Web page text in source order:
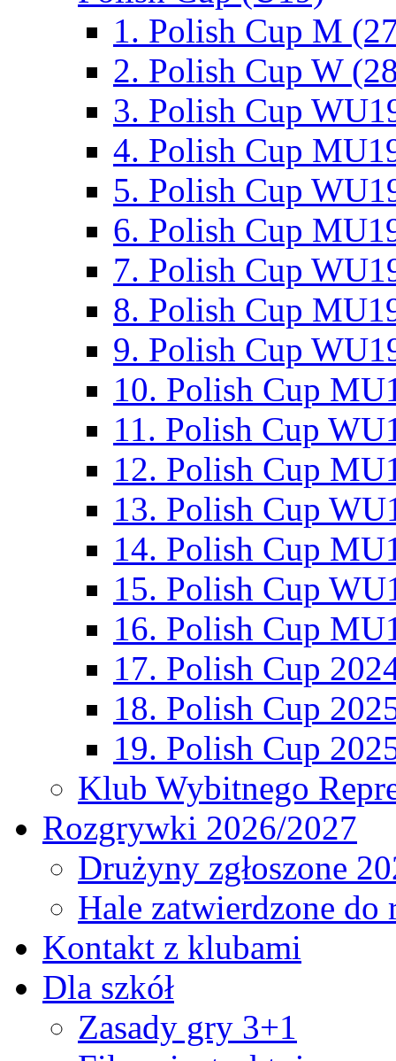
1. Polish Cup M
2. Polish Cup W
3. Polish Cup
4. Polish Cup
5. Polish Cup
6. Polish Cup
7. Polish Cup
8. Polish Cup
9. Polish Cup
10. Polish Cup
11. Polish Cup
12. Polish Cup
13. Polish Cup
14. Polish Cup
15. Polish Cup
16. Polish Cup
17. Polish Cup
18. Polish Cup
19. Polish Cup
Klub Wybitnego
Rozgrywki 2026/2027
Drużyny zgłoszone
Hale zatwierdzone
Kontakt z klubami
Dla szkół
Zasady gry 3+1